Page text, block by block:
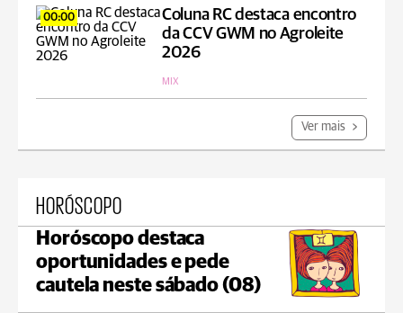
00:00
Coluna RC destaca encontro
da CCV GWM no Agroleite
2026
MIX
Ver mais
HORÓSCOPO
Horóscopo destaca
oportunidades e pede
cautela neste sábado (08)